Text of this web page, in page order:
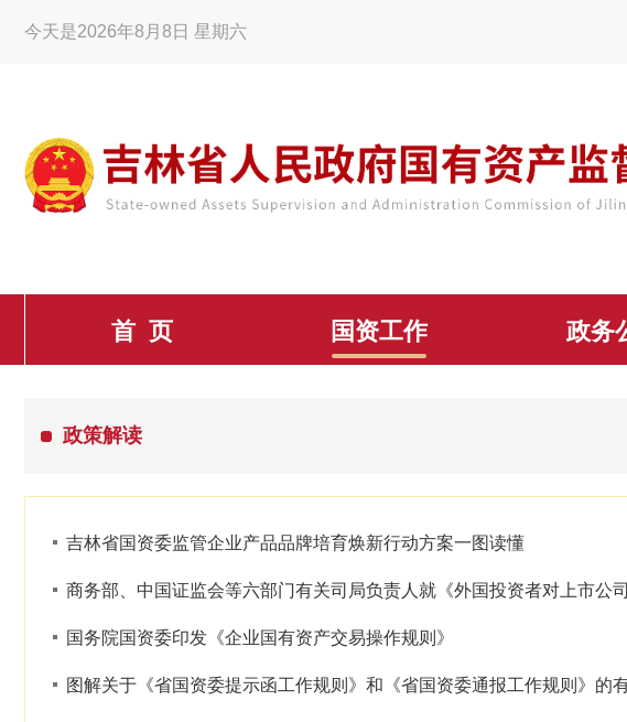
今天是2026年8月8日 星期六
首 页 国资工作 政务
政策解读
吉林省国资委监管企业产品品牌培育焕新行动方案一图读懂
商务部、中国证监会等六部门有关司局负责人就《外国投资者对上市公
国务院国资委印发《企业国有资产交易操作规则》
图解关于《省国资委提示函工作规则》和《省国资委通报工作规则》的